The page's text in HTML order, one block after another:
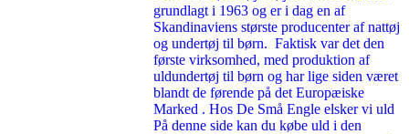
grundlagt i 1963 og er i dag en af
Skandinaviens største producenter af nattøj
og undertøj til børn. Faktisk var det den
første virksomhed, med produktion af
uldundertøj til børn og har lige siden været
blandt de førende på det Europæiske
Marked . Hos De Små Engle elsker vi uld
På denne side kan du købe uld i den